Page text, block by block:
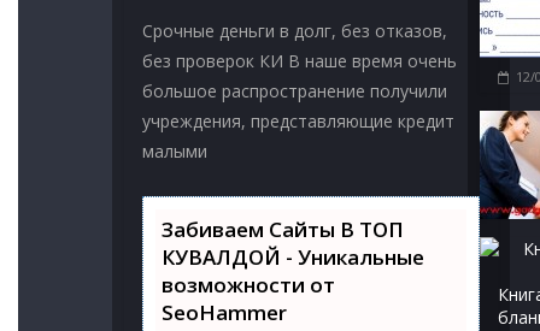
Срочные деньги в долг, без отказов,
без проверок КИ В наше время очень
большое распространение получили
учреждения, представляющие кредит
малыми
Забиваем Сайты В ТОП
КУВАЛДОЙ - Уникальные
возможности от
SeoHammer
12/